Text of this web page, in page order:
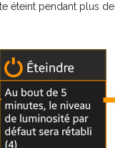
éteint pendant plus